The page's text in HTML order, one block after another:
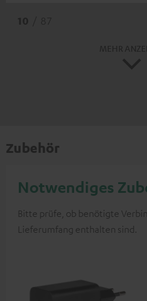
Zubehör
Notwendiges
Bitte prüfe, ob benötigte
Lieferumfang enthalten sind.